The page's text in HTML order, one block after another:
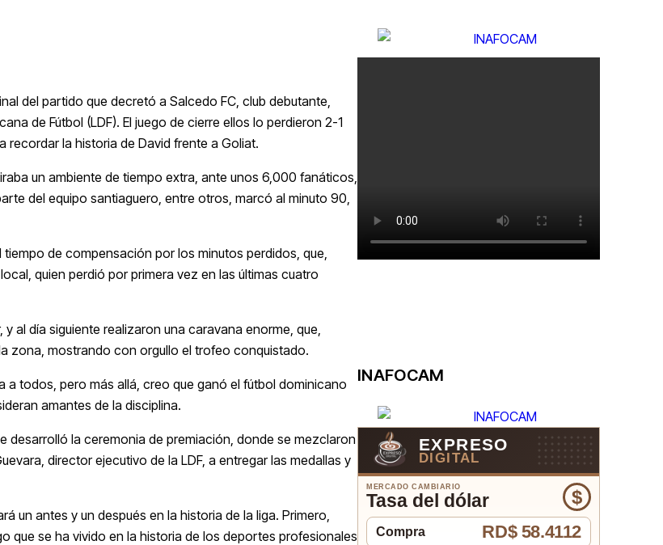
del partido que decretó a Salcedo FC, club debutante,
de Fútbol (LDF). El juego de cierre ellos lo perdieron 2-1
recordar la historia de David frente a Goliat.
un ambiente de tiempo extra, ante unos 6,000 fanáticos,
del equipo santiaguero, entre otros, marcó al minuto 90,
de compensación por los minutos perdidos, que,
quien perdió por primera vez en las últimas cuatro
al día siguiente realizaron una caravana enorme, que,
zona, mostrando con orgullo el trofeo conquistado.
a todos, pero más allá, creo que ganó el fútbol dominicano
amantes de la disciplina.
desarrolló la ceremonia de premiación, donde se mezclaron
director ejecutivo de la LDF, a entregar las medallas y
un antes y un después en la historia de la liga. Primero,
que se ha vivido en la historia de los deportes profesionales
INAFOCAM
EXPRESO
DIGITAL
MERCADO CAMBIARIO
Tasa del dólar $
Compra RD$ 58.4112